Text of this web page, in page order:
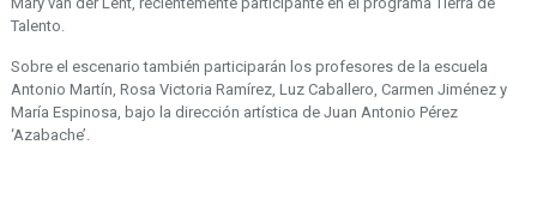
Talento.
Sobre el escenario también participarán los profesores de la escuela
Antonio Martín, Rosa Victoria Ramírez, Luz Caballero, Carmen Jiménez y
María Espinosa, bajo la dirección artística de Juan Antonio Pérez
‘Azabache’.